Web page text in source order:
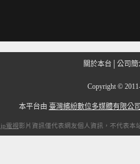
關於本台 公司簡
Copyright ©
本平台由 臺灣繽紛數位多媒體有限公
ip電視影片資訊僅代表網友個人資訊，不代表本